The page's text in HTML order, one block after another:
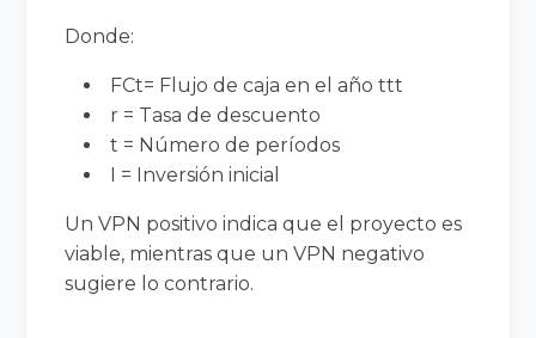
Donde:
FCt= Flujo de caja en el añottt
r = Tasa de descuento
t = Número de períodos
I = Inversión inicial
Un VPN positivo indica que el proyecto es
viable, mientras que un VPN negativo
sugiere lo contrario.